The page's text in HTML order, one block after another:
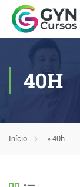
40H
Início » 40h